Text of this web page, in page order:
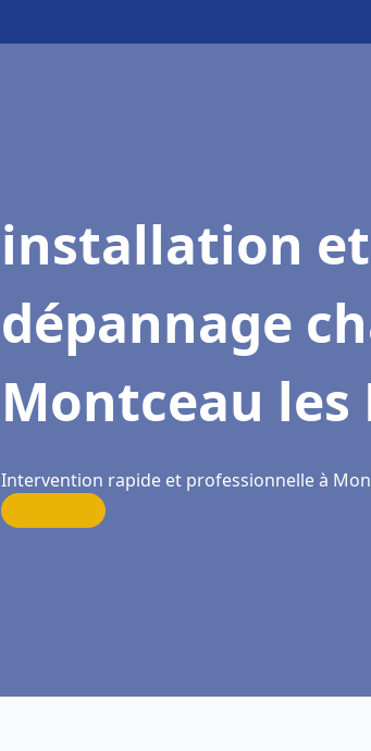
installation et
dépannage
Montceau les
Intervention rapide et professionnelle à